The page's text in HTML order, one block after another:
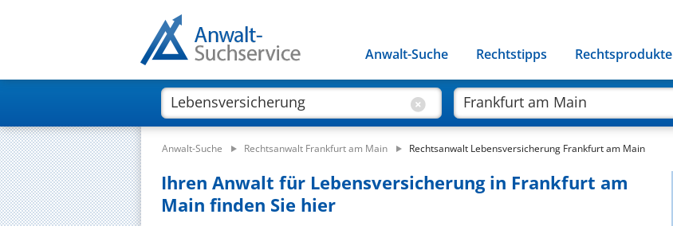
Anwalt-Suche Rechtstipps Rechtsprodukte
Anwalt-Suche Rechtsanwalt Frankfurt am Main Rechtsanwalt Lebensversicherung Frankfurt am Main
Ihren Anwalt für Lebensversicherung in Frankfurt am
Main finden Sie hier